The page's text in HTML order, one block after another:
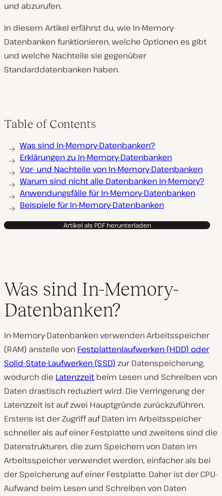
und abzurufen.
In diesem Artikel erfährst du, wie In-Memory-
Datenbanken funktionieren, welche Optionen es gibt
und welche Nachteile sie gegenüber
Standarddatenbanken haben.
Table of Contents
Was sind In-Memory-Datenbanken?
Erklärungen zu In-Memory-Datenbanken
Vor- und Nachteile von In-Memory-Datenbanken
Warum sind nicht alle Datenbanken In-Memory?
Anwendungsfälle für In-Memory-Datenbanken
Beispiele für In-Memory-Datenbanken
Artikel als PDF herunterladen
Was sind In-Memory-
Datenbanken?
In-Memory-Datenbanken verwenden Arbeitsspeicher
(RAM) anstelle von Festplattenlaufwerken (HDD) oder
Solid-State-Laufwerken (SSD) zur Datenspeicherung,
wodurch die Latenzzeit beim Lesen und Schreiben von
Daten drastisch reduziert wird. Die Verringerung der
Latenzzeit ist auf zwei Hauptgründe zurückzuführen.
Erstens ist der Zugriff auf Daten im Arbeitsspeicher
schneller als auf einer Festplatte und zweitens sind die
Datenstrukturen, die zum Speichern von Daten im
Arbeitsspeicher verwendet werden, einfacher als bei
der Speicherung auf einer Festplatte. Daher ist der CPU-
Aufwand beim Lesen und Schreiben von Daten